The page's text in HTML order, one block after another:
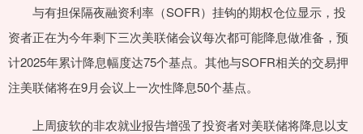
与有担保隔夜融资利率（SOFR）挂钩的期权仓位显示，投
资者正在为今年剩下三次美联储会议每次都可能降息做准备，预
计2025年累计降息幅度达75个基点。其他与SOFR相关的交易押
注美联储将在9月会议上一次性降息50个基点。
上周疲软的非农就业报告增强了投资者对美联储将降息以支